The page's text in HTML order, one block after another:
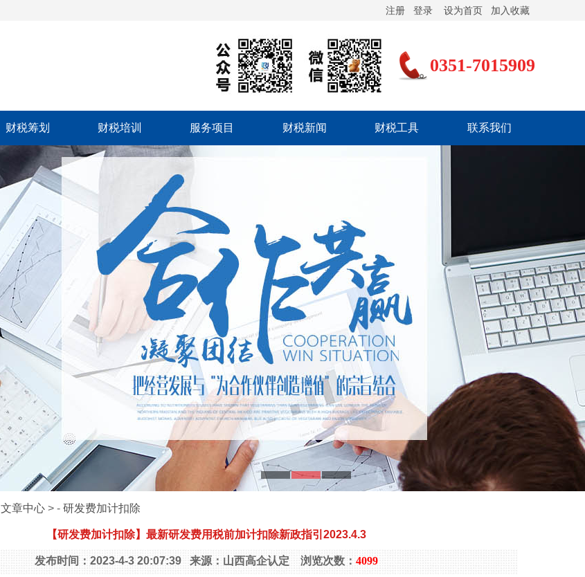
注册 登录 设为首页 加入收藏
0351-7015909
财税筹划 财税培训 服务项目 财税新闻 财税工具 联系我们
文章中心 > - 研发费加计扣除
【研发费加计扣除】最新研发费用税前加计扣除新政指引2023.4.3
发布时间：2023-4-3 20:07:39 来源：山西高企认定 浏览次数： 4099